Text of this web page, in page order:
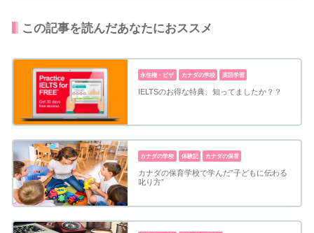
この記事を読んだあなたにおススメ
永住権・ビザ カナダの学校 英語学習
IELTSのお得な特典、知ってましたか？？
カナダの学校 体験記 カナダの保育
カナダの保育学校で学んだ”子どもに伝わる
叱り方”